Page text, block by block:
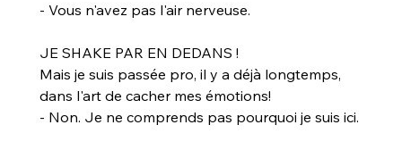
- Vous n'avez pas l'air nerveuse.
JE SHAKE PAR EN DEDANS !
Mais je suis passée pro, il y a déjà longtemps,
dans l'art de cacher mes émotions!
- Non. Je ne comprends pas pourquoi je suis ici.